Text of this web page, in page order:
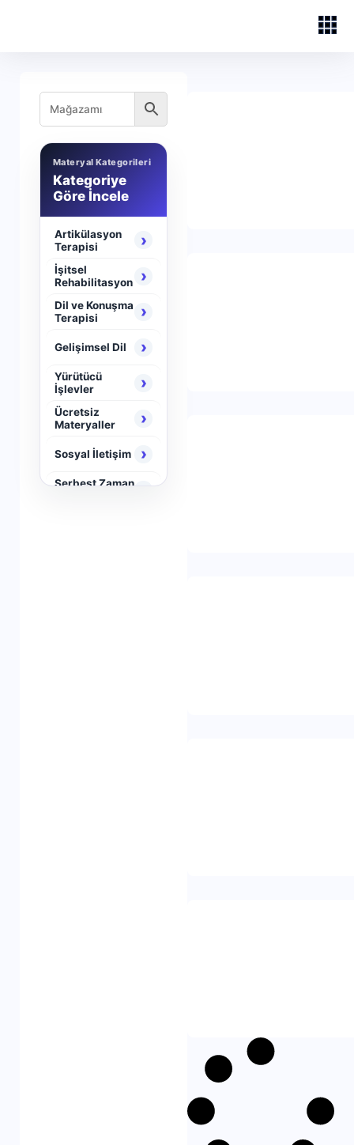
Materyal Kategorileri
Kategoriye
Göre İncele
Artikülasyon
Terapisi
›
İşitsel
Rehabilitasyon
›
Dil ve Konuşma
Terapisi
›
Gelişimsel Dil ›
Yürütücü
İşlevler
›
Ücretsiz
Materyaller
›
Sosyal İletişim ›
Serbest Zaman